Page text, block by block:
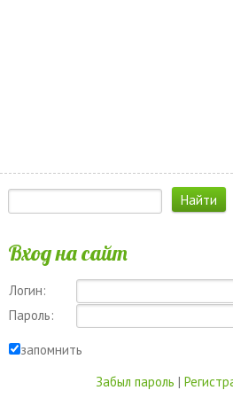
Вход на сайт
Логин:
Пароль:
запомнить
Забыл пароль |